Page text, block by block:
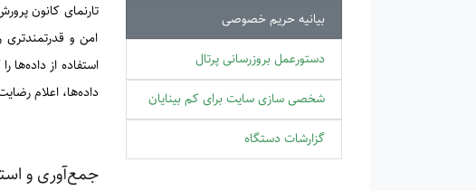
بیانیه حریم خصوصی
دستورعمل بروزرسانی پرتال
شخصی سازی سایت برای کم بینایان
گزارشات دستگاه
تارنمای کانون
امن و
استفاده از داده‌ها
داده‌ها، اعلام
جمع‌آوری و